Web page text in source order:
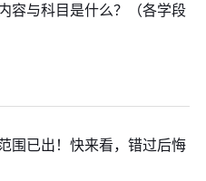
容与科目是什么？（各学段
围已出！快来看，错过后悔